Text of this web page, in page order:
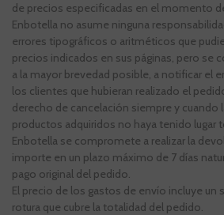
de precios especificadas en el momento
Enbotella no asume ninguna
errores tipográficos o aritméticos que
precios indicados en sus páginas, pero se
a la mayor brevedad posible, a notificar el
los clientes que hubieran realizado el
derecho de cancelación siempre y cuando
productos adquiridos no haya tenido lugar
Enbotella se compromete a realizar la
importe en un plazo máximo de 7 días
pago original del pedido.
El precio de los gastos de envío incluye un
rotura que cubre la totalidad del pedido.